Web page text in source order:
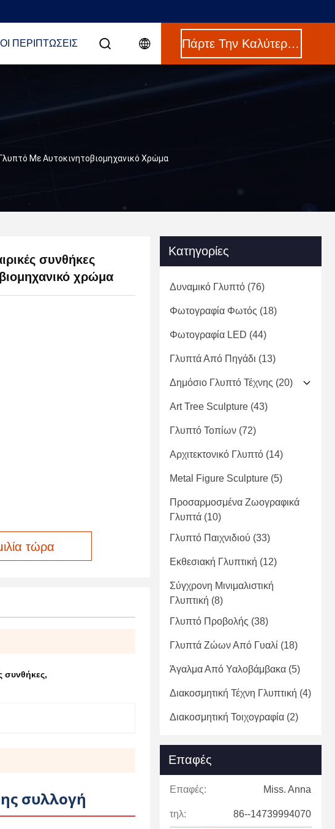
ΠΕΡΙΠΤΏΣΕΙΣ Πάρτε Την Καλύτερη Τιμή
Με Αυτοκινητοβιομηχανικό Χρώμα
συνθήκες
χρώμα
τώρα
συνθήκες,
συλλογή
Κατηγορίες
Δυναμικό Γλυπτό (76)
Φωτογραφία Φωτός (18)
Φωτογραφία LED (44)
Γλυπτά Από Πηγάδι (13)
Δημόσιο Γλυπτό Τέχνης (20)
Art Tree Sculpture (43)
Γλυπτό Τοπίων (72)
Αρχιτεκτονικό Γλυπτό (14)
Metal Figure Sculpture (5)
Προσαρμοσμένα Ζωογραφικά
Γλυπτά (10)
Γλυπτό Παιχνιδιού (33)
Εκθεσιακή Γλυπτική (12)
Σύγχρονη Μινιμαλιστική
Γλυπτική (8)
Γλυπτό Προβολής (38)
Γλυπτά Ζώων Από Γυαλί (18)
Άγαλμα Από Υαλοβάμβακα (5)
Διακοσμητική Τέχνη Γλυπτική (4)
Διακοσμητική Τοιχογραφία (2)
Επαφές
Επαφές: Miss. Anna
τηλ: 86--14739994070